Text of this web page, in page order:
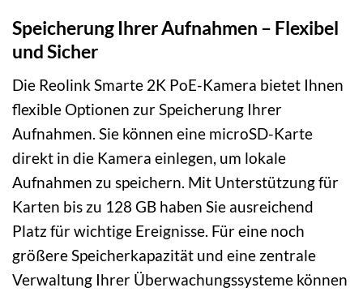
Speicherung Ihrer Aufnahmen – Flexibel
und Sicher
Die Reolink Smarte 2K PoE-Kamera bietet Ihnen
flexible Optionen zur Speicherung Ihrer
Aufnahmen. Sie können eine microSD-Karte
direkt in die Kamera einlegen, um lokale
Aufnahmen zu speichern. Mit Unterstützung für
Karten bis zu 128 GB haben Sie ausreichend
Platz für wichtige Ereignisse. Für eine noch
größere Speicherkapazität und eine zentrale
Verwaltung Ihrer Überwachungssysteme können